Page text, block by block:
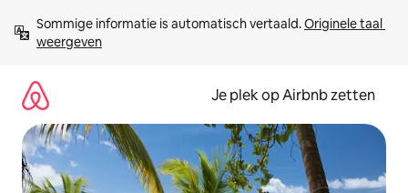
direct
naar
Sommige informatie is automatisch vertaald. Originele taal
weergeven
Je plek op Airbnb zetten